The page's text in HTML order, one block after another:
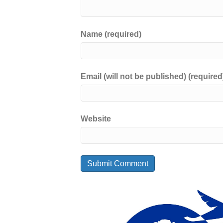
Name (required)
Email (will not be published)
Website